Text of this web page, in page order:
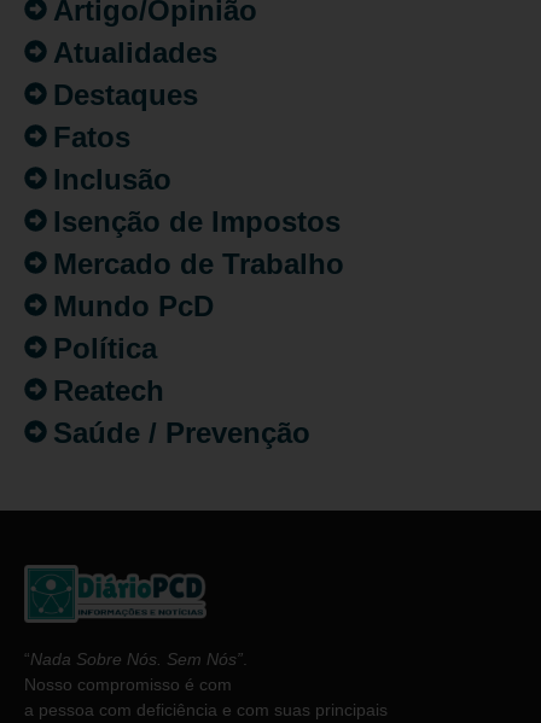
Artigo/Opinião
Atualidades
Destaques
Fatos
Inclusão
Isenção de Impostos
Mercado de Trabalho
Mundo PcD
Política
Reatech
Saúde / Prevenção
“Nada Sobre Nós. Sem Nós”
Nosso compromisso é com
a pessoa com deficiência e com suas principais